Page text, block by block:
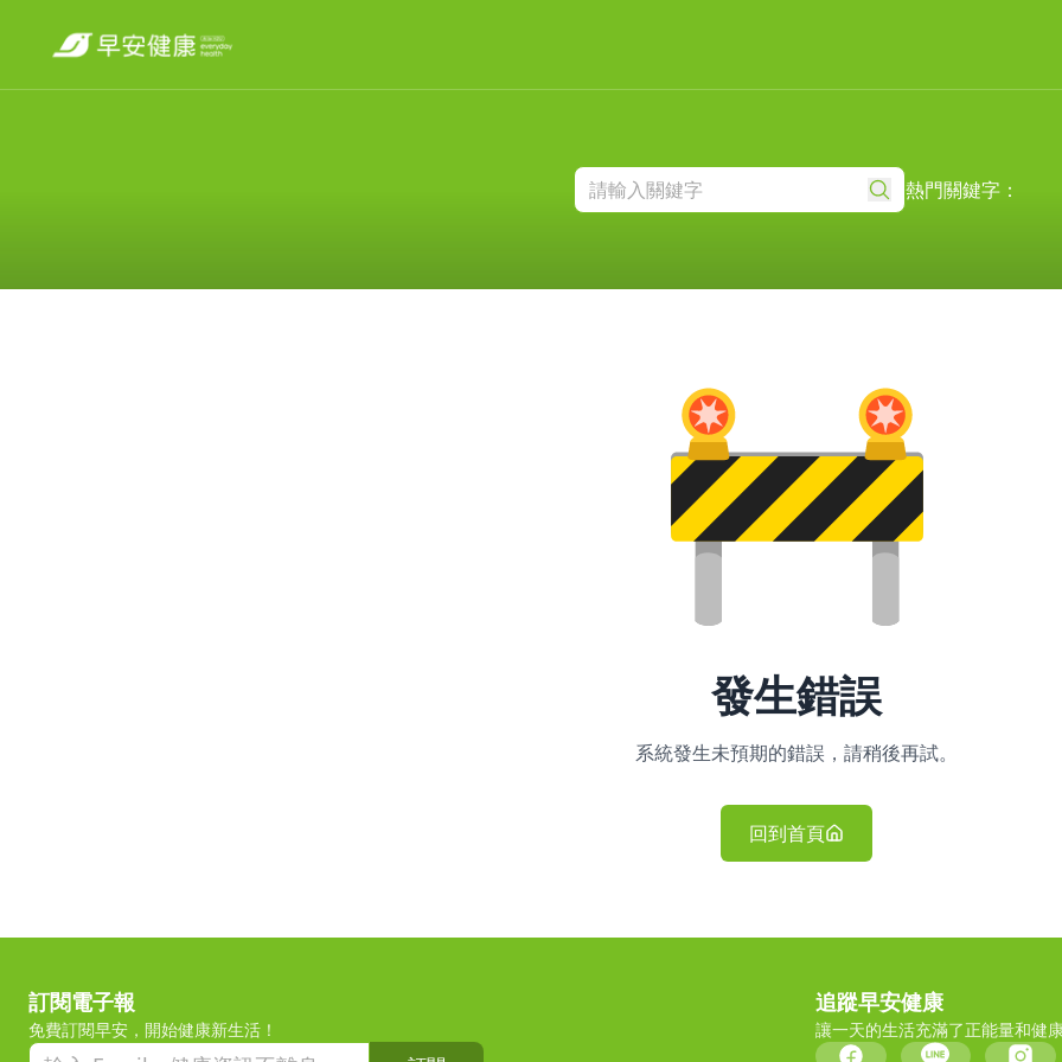
熱門關鍵字：
發生錯誤
系統發生未預期的錯誤，請稍後再試。
回到首頁
訂閱電子報
免費訂閱早安，開始健康新生活！
追蹤早安健康
讓一天的生活充滿了正能量和健